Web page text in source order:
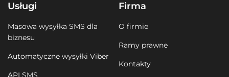
Usługi
Masowa wysyłka SMS dla
biznesu
Automatyczne wysyłki Viber
API SMS
Firma
O firmie
Ramy prawne
Kontakty